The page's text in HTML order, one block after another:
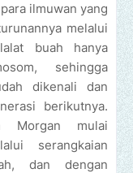
ilmuwan yang
melalui
buah hanya
sehingga
dikenali dan
berikutnya.
Morgan mulai
serangkaian
dan dengan